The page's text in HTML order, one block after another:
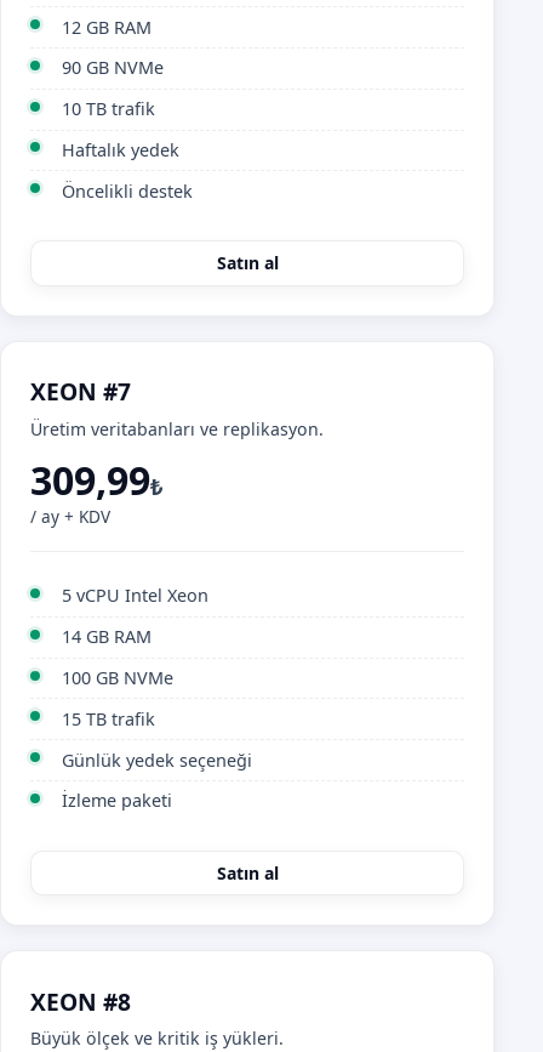
12 GB RAM
90 GB NVMe
10 TB trafik
Haftalık yedek
Öncelikli destek
Satın al
XEON #7
Üretim veritabanları ve replikasyon.
309,99₺
/ ay + KDV
5 vCPU Intel Xeon
14 GB RAM
100 GB NVMe
15 TB trafik
Günlük yedek seçeneği
İzleme paketi
Satın al
XEON #8
Büyük ölçek ve kritik iş yükleri.